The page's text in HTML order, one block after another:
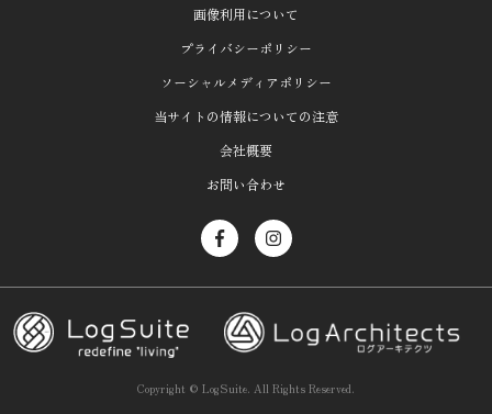
画像利用について
プライバシーポリシー
ソーシャルメディアポリシー
当サイトの情報についての注意
会社概要
お問い合わせ
Copyright © LogSuite. All Rights Reserved.